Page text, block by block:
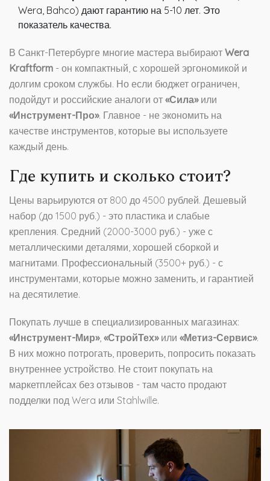
Wera, Bahco) дают гарантию на 5-10 лет. Это
показатель качества.
В Санкт-Петербурге многие мастера выбирают Wera
Kraftform - он компактный, с хорошей эргономикой и
долгим сроком службы. Но если бюджет ограничен,
подойдут и российские аналоги от «Сила»или
«Инструмент-Про». Главное - не экономить на
качестве инструментов, которые вы используете
каждый день.
Где купить и сколько стоит?
Цены варьируются от 800 до 4500 рублей. Дешевый
набор (до 1500 руб.) - это пластика и слабые
крепления. Средний (2000-3000 руб.) - уже с
металлическими деталями, хорошей сборкой и
магнитами. Профессиональный (3500+ руб.) - с
инструментами, которые можно заменить, и гарантией
на десятилетие.
Покупать лучше в специализированных магазинах:
«Инструмент-Мир», «СтройТех»или «Метиз-Сервис».
В них можно потрогать, проверить, попросить показать
внутреннее устройство. Не стоит покупать на
маркетплейсах без отзывов - там часто продают
подделки под Wera или Stahlwille.